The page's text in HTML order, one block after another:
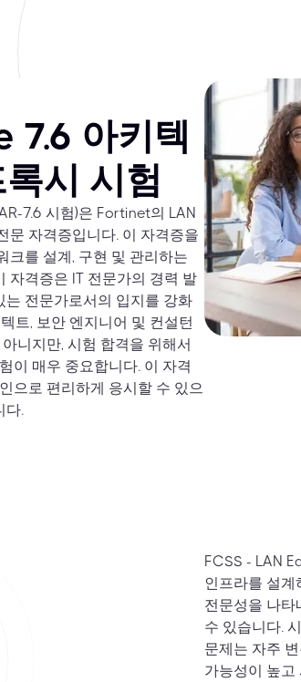
7.6 아키텍
시 시험
7.6 시험)은 Fortinet의 LAN
문 자격증입니다. 이 자격증을
를 설계, 구현 및 관리하는
자격증은 IT 전문가의 경력 발
전문가로서의 입지를 강화
트, 보안 엔지니어 및 컨설턴
니지만, 시험 합격을 위해서
이 매우 중요합니다. 이 자격
으로 편리하게 응시할 수 있으
다.
FCSS - LAN
인프라를 설계
전문성을 나타
수 있습니다.
문제는 자주
가능성이 높고